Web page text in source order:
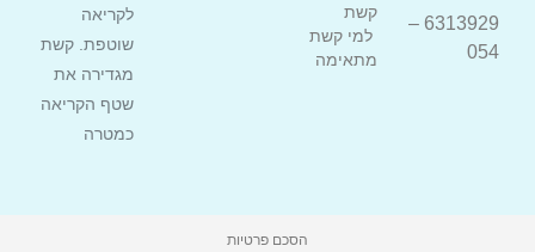
6313929 –
054
קשת
למי קשת
מתאימה
לקריאה
שוטפת. קשת
מגדירה את
שטף הקריאה
כמטרה
הסכם פרטיות